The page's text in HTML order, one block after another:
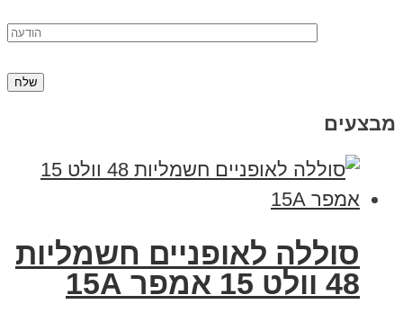
מבצעים
סוללה לאופניים חשמליות
48 וולט 15 אמפר 15A